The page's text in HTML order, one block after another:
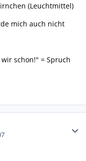
(Leuchtmittel)
mich auch nicht
schon!" = Spruch